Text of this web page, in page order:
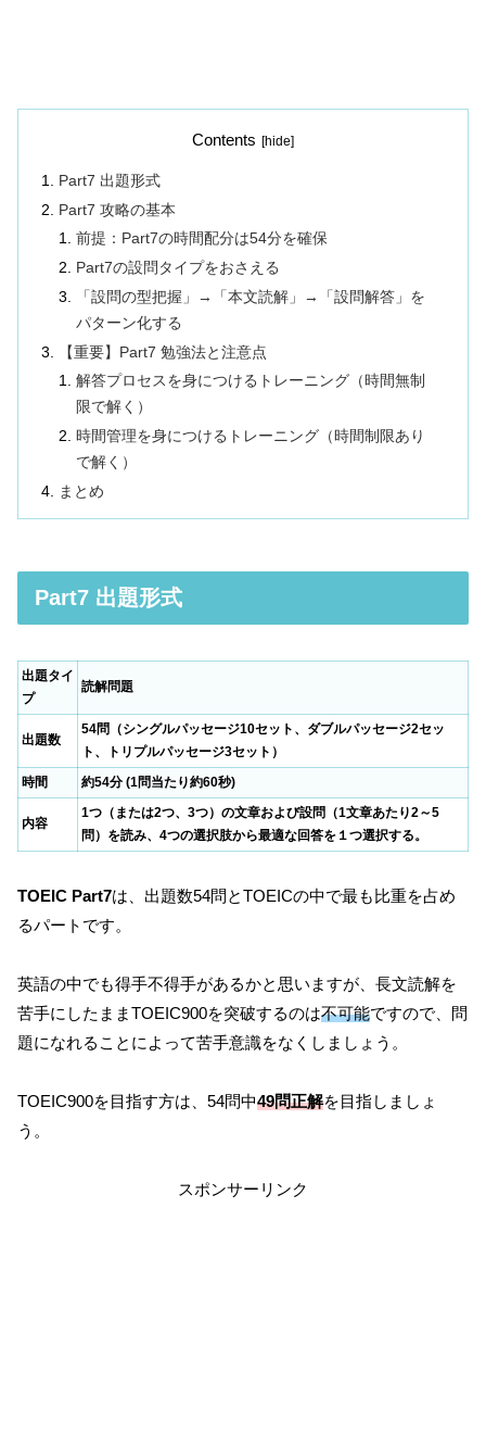
Contents
Part7 出題形式
Part7 攻略の基本
前提：Part7の時間配分は54分を確保
Part7の設問タイプをおさえる
「設問の型把握」→「本文読解」→「設問解答」を
パターン化する
【重要】Part7 勉強法と注意点
解答プロセスを身につけるトレーニング（時間無制
限で解く）
時間管理を身につけるトレーニング（時間制限あり
で解く）
まとめ
Part7 出題形式
出題タイ
プ
読解問題
出題数
54問（シングルパッセージ10セット、ダブルパッセージ2セッ
ト、トリプルパッセージ3セット）
時間
約54分 (1問当たり約60秒)
内容
1つ（または2つ、3つ）の文章および設問（1文章あたり2～5
問）を読み、4つの選択肢から最適な回答を１つ選択する。
TOEIC Part7は、出題数54問とTOEICの中で最も比重を占め
るパートです。
英語の中でも得手不得手があるかと思いますが、長文読解を
苦手にしたままTOEIC900を突破するのは不可能ですので、問
題になれることによって苦手意識をなくしましょう。
TOEIC900を目指す方は、54問中49問正解を目指しましょ
う。
スポンサーリンク